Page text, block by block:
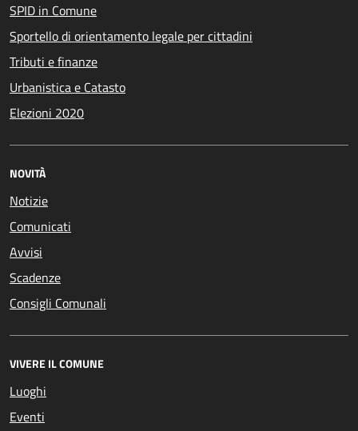
SPID in Comune
Sportello di orientamento legale per cittadini
Tributi e finanze
Urbanistica e Catasto
Elezioni 2020
NOVITÀ
Notizie
Comunicati
Avvisi
Scadenze
Consigli Comunali
VIVERE IL COMUNE
Luoghi
Eventi